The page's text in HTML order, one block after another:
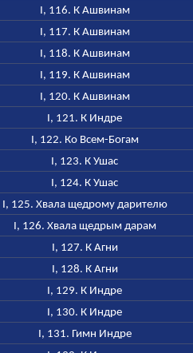
I, 116. К Ашвинам
I, 117. К Ашвинам
I, 118. К Ашвинам
I, 119. К Ашвинам
I, 120. К Ашвинам
I, 121. К Индре
I, 122. Ко Всем-Богам
I, 123. К Ушас
I, 124. К Ушас
I, 125. Хвала щедрому дарителю
I, 126. Хвала щедрым дарам
I, 127. К Агни
I, 128. К Агни
I, 129. К Индре
I, 130. К Индре
I, 131. Гимн Индре